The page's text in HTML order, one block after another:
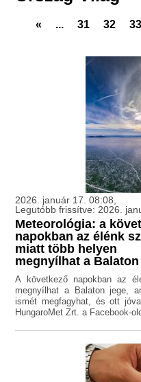
« ... 31 32 33
2026. január 17. 08:08,
Legutóbb frissítve: 2026.
Meteorológia: a
napokban az élénk
miatt több helyen
megnyílhat a
A következő napokban az
megnyílhat a Balaton jege,
ismét megfagyhat, és ott
HungaroMet Zrt. a Facebook-